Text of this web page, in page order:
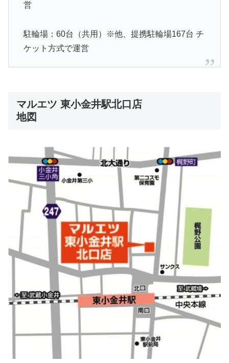
営
駐輪場：60台（共用）※他、提携駐輪場167台 チ
ケット方式で運営
マルエツ 東小金井駅北口店
地図